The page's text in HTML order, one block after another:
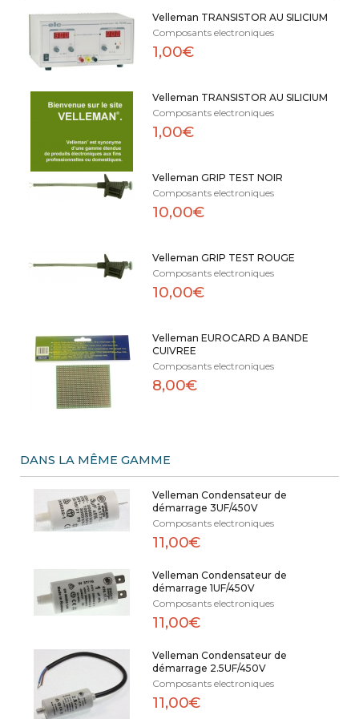
Velleman TRANSISTOR AU SILICIUM
Composants electroniques
1,00€
Velleman TRANSISTOR AU SILICIUM
Composants electroniques
1,00€
Velleman GRIP TEST NOIR
Composants electroniques
10,00€
Velleman GRIP TEST ROUGE
Composants electroniques
10,00€
Velleman EUROCARD A BANDE
CUIVREE
Composants electroniques
8,00€
DANS LA MÊME GAMME
Velleman Condensateur de
démarrage 3UF/450V
Composants electroniques
11,00€
Velleman Condensateur de
démarrage 1UF/450V
Composants electroniques
11,00€
Velleman Condensateur de
démarrage 2.5UF/450V
Composants electroniques
11,00€